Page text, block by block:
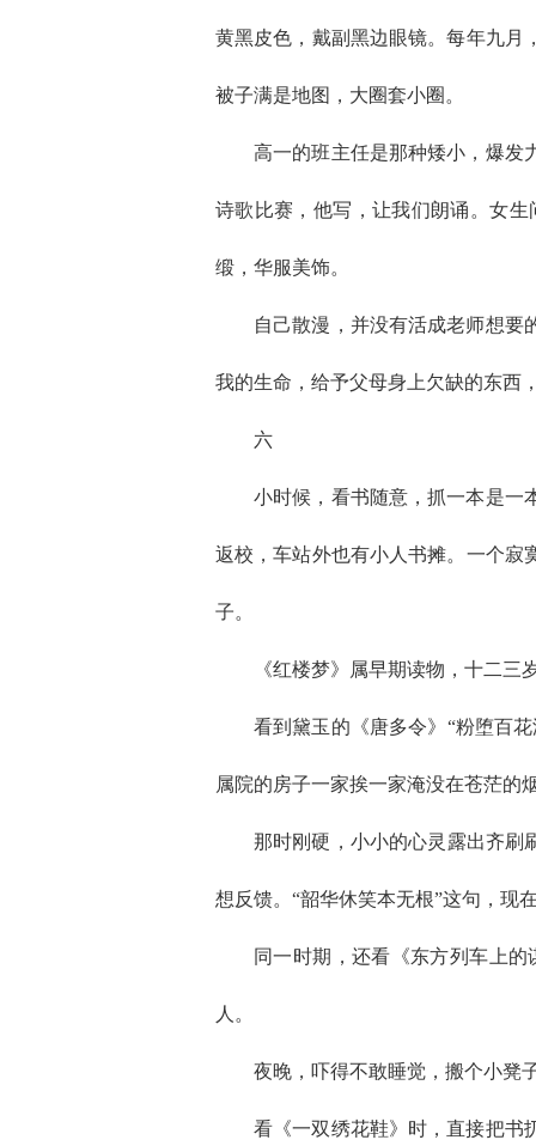
黄黑皮色，戴副黑边眼镜。每年九月
被子满是地图，大圈套小圈。
高一的班主任是那种矮小，爆发
诗歌比赛，他写，让我们朗诵。女
缎，华服美饰。
自己散漫，并没有活成老师想要
我的生命，给予父母身上欠缺的东西
六
小时候，看书随意，抓一本是一
返校，车站外也有小人书摊。一个寂
子。
《红楼梦》属早期读物，十二
看到黛玉的《唐多令》“粉堕百
属院的房子一家挨一家淹没在苍茫的
那时刚硬，小小的心灵露出齐刷
想反馈。“韶华休笑本无根”这句，现
同一时期，还看《东方列车上
人。
夜晚，吓得不敢睡觉，搬个小凳
看《一双绣花鞋》时，直接把书